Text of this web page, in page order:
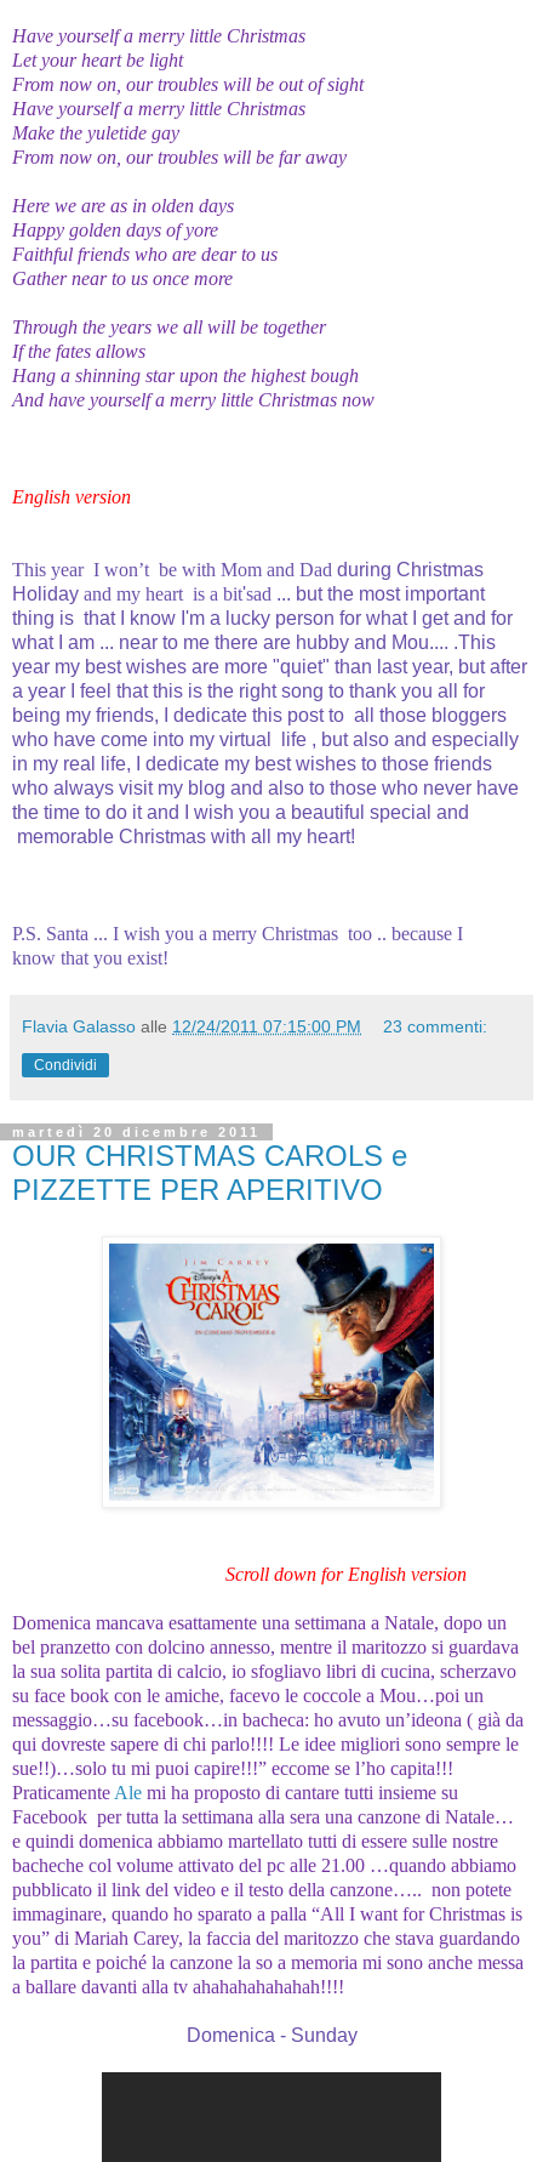
Have yourself a merry little Christmas
Let your heart be light
From now on, our troubles will be out of sight
Have yourself a merry little Christmas
Make the yuletide gay
From now on, our troubles will be far away
Here we are as in olden days
Happy golden days of yore
Faithful friends who are dear to us
Gather near to us once more
Through the years we all will be together
If the fates allows
Hang a shinning star upon the highest bough
And have yourself a merry little Christmas now
English version
This year I won’t be with Mom and Dad during Christmas
Holiday and my heart is a bit'sad ... but the most important
thing is that
I know I'm a lucky person for what I get and for
what I am ... near to me there are hubby and Mou.... .This
year my best wishes are more "quiet" than last year, but after
a year
I feel that this is the right song to thank you all for
being my friends, dedicate this post to all
those bloggers
who have come into my virtual life , but also and especially
in my real life, I dedicate my best wishes to those friends
who always visit my blog and also to those who never have
the time to do it and I wish you a beautiful special and
memorable Christmas with all my heart!
P.S. Santa ... I wish you a merry Christmas too .. because I
know that you exist!
Flavia Galasso alle 12/24/2011 07:15:00 PM 23 commenti:
Condividi
martedì 20 dicembre 2011
OUR CHRISTMAS CAROLS e
PIZZETTE PER APERITIVO
Scroll down for English version
Domenica mancava esattamente una settimana a Natale, dopo un
bel pranzetto con dolcino annesso, mentre il maritozzo si guardava
la sua solita partita di calcio, io sfogliavo libri di cucina, scherzavo
su face book con le amiche, facevo le coccole a Mou…poi un
messaggio…su facebook…in bacheca: ho avuto un’ideona ( già da
qui dovreste sapere di chi parlo!!!! Le idee migliori sono sempre le
sue!!)…solo tu mi puoi capire!!!” eccome se l’ho capita!!!
Praticamente Ale mi ha proposto di cantare tutti insieme su
Facebook per tutta la settimana alla sera una canzone di Natale…
e quindi domenica abbiamo martellato tutti di essere sulle nostre
bacheche col volume attivato del pc alle 21.00 …quando abbiamo
pubblicato il link del video e il testo della canzone….. non potete
immaginare, quando ho sparato a palla “All I want for Christmas is
you” di Mariah Carey, la faccia del maritozzo che stava guardando
la partita e poiché la canzone la so a memoria mi sono anche messa
a ballare davanti alla tv ahahahahahahah!!!!
Domenica - Sunday